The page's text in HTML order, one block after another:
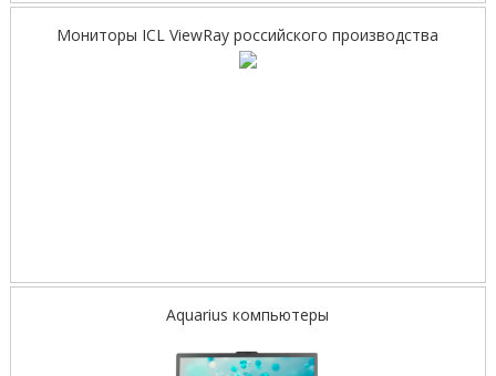
Мониторы ICL ViewRay российского производства
Aquarius компьютеры